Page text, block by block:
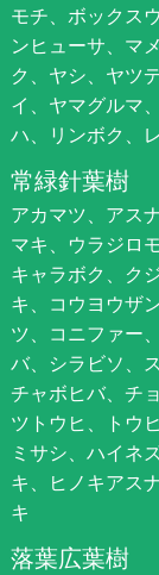
モチ、ボックス
ンヒューサ、マ
ク、ヤシ、ヤツ
イ、ヤマグルマ
ハ、リンボク、
常緑針葉樹
アカマツ、アス
マキ、ウラジロ
キャラボク、ク
キ、コウヨウザ
ツ、コニファー
バ、シラビソ、
チャボヒバ、チ
ツトウヒ、トウ
ミサシ、ハイネ
キ、ヒノキアス
キ
落葉広葉樹